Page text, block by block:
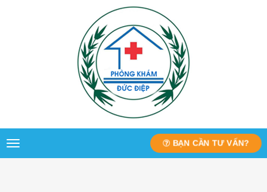
Toggle
navigation
BẠN CẦN TƯ VẤN?